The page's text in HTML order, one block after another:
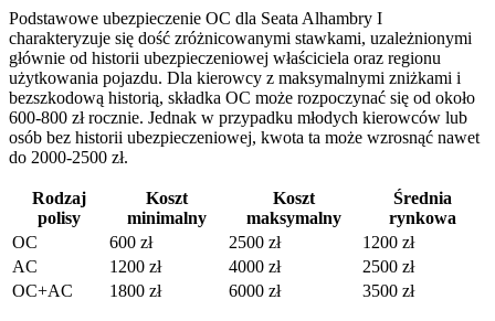
Podstawowe ubezpieczenie OC dla Seata Alhambry I
charakteryzuje się dość zróżnicowanymi stawkami, uzależnionymi
głównie od historii ubezpieczeniowej właściciela oraz regionu
użytkowania pojazdu. Dla kierowcy z maksymalnymi zniżkami i
bezszkodową historią, składka OC może rozpoczynać się od około
600-800 zł rocznie. Jednak w przypadku młodych kierowców lub
osób bez historii ubezpieczeniowej, kwota ta może wzrosnąć nawet
do 2000-2500 zł.
Rodzaj
polisy
Koszt
minimalny
Koszt
maksymalny
Średnia
rynkowa
OC
600 zł 2500 zł
1200 zł
AC
1200 zł 4000 zł
2500 zł
OC+AC
1800 zł 6000 zł 3500 zł